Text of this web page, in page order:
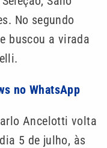
No segundo
buscou a virada
no WhatsApp
Ancelotti volta
5 de julho, às